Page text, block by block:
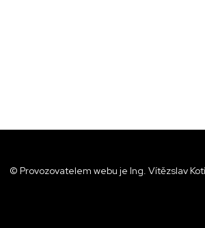
© Provozovatelem webu je Ing. Vítězslav